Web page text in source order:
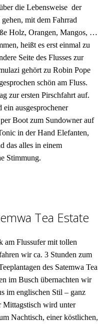
die Lebensweise der
mit dem Fahrrad
Holz, Orangen, Mangos, …
heißt es erst einmal zu
Seite des Flusses zur
gehört zu Robin Pope
schön am Fluss.
zur ersten Pirschfahrt auf.
ausgesprochener
Boot zum Sundowner auf
in der Hand Elefanten,
das alles in einem
Stimmung.
Tea Estate
am Flussufer mit tollen
wir ca. 3 Stunden zum
des Satemwa Tea
im Busch übernachten wir
im englischen Stil – ganz
Mittagstisch wird unter
Nachtisch, einer köstlichen,